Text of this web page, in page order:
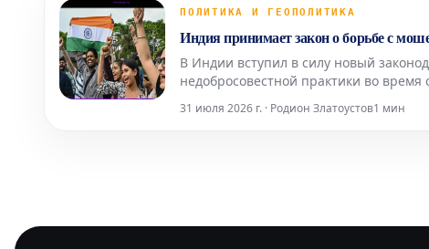
ПОЛИТИКА И ГЕОПОЛИТИКА
Индия принимает закон о борьбе с
В Индии вступил в силу новый
недобросовестной практики во
недовольством с
31 июля 2026 г. · Родион Златоустов1 мин